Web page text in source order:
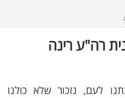
רה"ע רינה
לעם, נזכור שלא כולנו